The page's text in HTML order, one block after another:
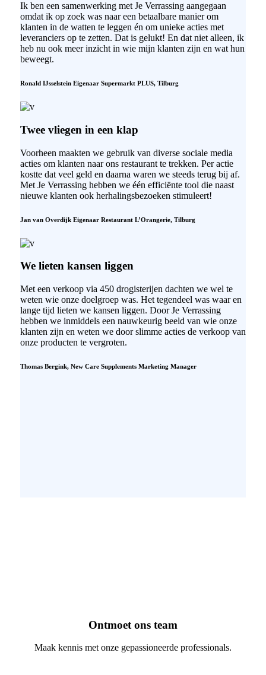
Ik ben een samenwerking met Je Verrassing aangegaan
omdat ik op zoek was naar een betaalbare manier om
klanten in de watten te leggen én om unieke acties met
leveranciers op te zetten. Dat is gelukt! En dat niet alleen, ik
heb nu ook meer inzicht in wie mijn klanten zijn en wat hun
beweegt.
Ronald IJsselstein Eigenaar Supermarkt PLUS, Tilburg
Twee vliegen in een klap
Voorheen maakten we gebruik van diverse sociale media
acties om klanten naar ons restaurant te trekken. Per actie
kostte dat veel geld en daarna waren we steeds terug bij af.
Met Je Verrassing hebben we één efficiënte tool die naast
nieuwe klanten ook herhalingsbezoeken stimuleert!
Jan van Overdijk Eigenaar Restaurant L’Orangerie, Tilburg
We lieten kansen liggen
Met een verkoop via 450 drogisterijen dachten we wel te
weten wie onze doelgroep was. Het tegendeel was waar en
lange tijd lieten we kansen liggen. Door Je Verrassing
hebben we inmiddels een nauwkeurig beeld van wie onze
klanten zijn en weten we door slimme acties de verkoop van
onze producten te vergroten.
Thomas Bergink, New Care Supplements Marketing Manager
Ontmoet ons team
Maak kennis met onze gepassioneerde professionals.